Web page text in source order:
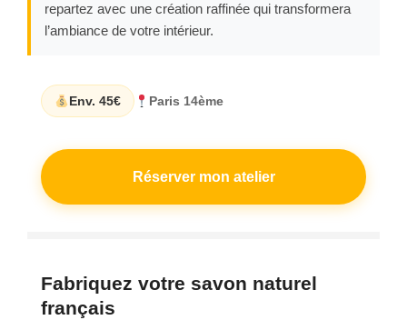
repartez avec une création raffinée qui transformera
l’ambiance de votre intérieur.
Env. 45€ Paris 14ème
Réserver mon atelier
Fabriquez votre savon naturel
français